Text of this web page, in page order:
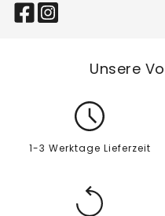
Unsere
1-3 Werktage Lieferzeit